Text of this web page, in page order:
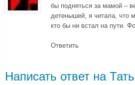
бы подняться за мамой –
детенышей, я читала, что
кто бы ни встал на пути.
Ответить
Написать ответ на